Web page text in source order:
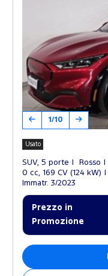
1/10
Usato
SUV, 5 porte Rosso
0 cc, 169 CV (124 kW)
Immatr. 3/2023
Prezzo in
Promozione